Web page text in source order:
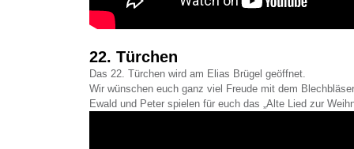
22. Türchen
Das 22. Türchen wird am Elias Brügel geöffnet.
Wir wünschen euch ganz viel Freude mit dem
Ewald und Peter spielen für euch das „Alte Lied zur